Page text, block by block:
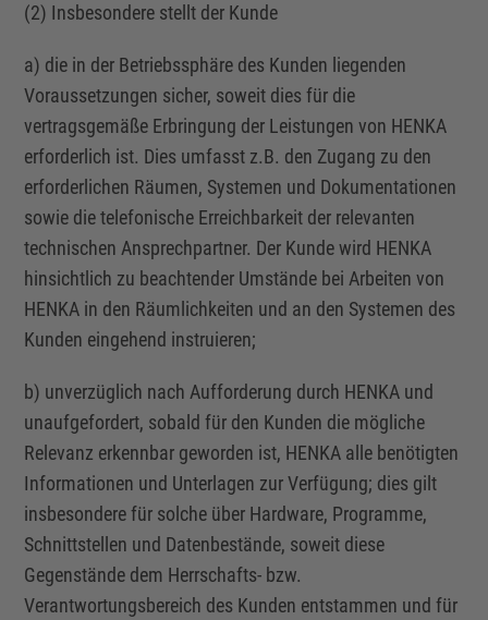
(2) Insbesondere stellt der Kunde
a) die in der Betriebssphäre des Kunden liegenden
Voraussetzungen sicher, soweit dies für die
vertragsgemäße Erbringung der Leistungen von HENKA
erforderlich ist. Dies umfasst z.B. den Zugang zu den
erforderlichen Räumen, Systemen und Dokumentationen
sowie die telefonische Erreichbarkeit der relevanten
technischen Ansprechpartner. Der Kunde wird HENKA
hinsichtlich zu beachtender Umstände bei Arbeiten von
HENKA in den Räumlichkeiten und an den Systemen des
Kunden eingehend instruieren;
b) unverzüglich nach Aufforderung durch HENKA und
unaufgefordert, sobald für den Kunden die mögliche
Relevanz erkennbar geworden ist, HENKA alle benötigten
Informationen und Unterlagen zur Verfügung; dies gilt
insbesondere für solche über Hardware, Programme,
Schnittstellen und Datenbestände, soweit diese
Gegenstände dem Herrschafts- bzw.
Verantwortungsbereich des Kunden entstammen und für